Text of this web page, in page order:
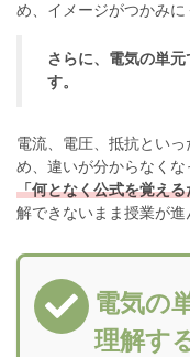
め、イメージがつかみに
さらに、電気の単元
す。
電流、電圧、抵抗とい
め、違いが分からなくな
「何となく公式を覚える
解できないまま授業が進
電気の
理解す